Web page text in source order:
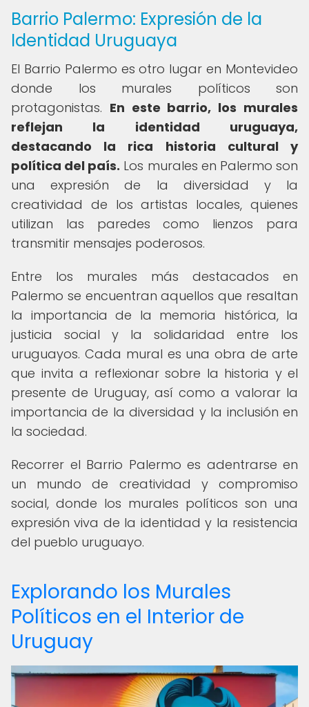
Barrio Palermo: Expresión de la
Identidad Uruguaya
El Barrio Palermo es otro lugar en Montevideo
donde los murales políticos son
protagonistas. En este barrio, los murales
reflejan la identidad uruguaya,
destacando la rica historia cultural y
política del país. Los murales en Palermo son
una expresión de la diversidad y la
creatividad de los artistas locales, quienes
utilizan las paredes como lienzos para
transmitir mensajes poderosos.
Entre los murales más destacados en
Palermo se encuentran aquellos que resaltan
la importancia de la memoria histórica, la
justicia social y la solidaridad entre los
uruguayos. Cada mural es una obra de arte
que invita a reflexionar sobre la historia y el
presente de Uruguay, así como a valorar la
importancia de la diversidad y la inclusión en
la sociedad.
Recorrer el Barrio Palermo es adentrarse en
un mundo de creatividad y compromiso
social, donde los murales políticos son una
expresión viva de la identidad y la resistencia
del pueblo uruguayo.
Explorando los Murales
Políticos en el Interior de
Uruguay